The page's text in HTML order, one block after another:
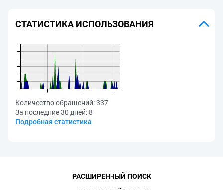
СТАТИСТИКА ИСПОЛЬЗОВАНИЯ
Количество обращений:337
За последние 30 дней:8
Подробная статистика
РАСШИРЕННЫЙ ПОИСК